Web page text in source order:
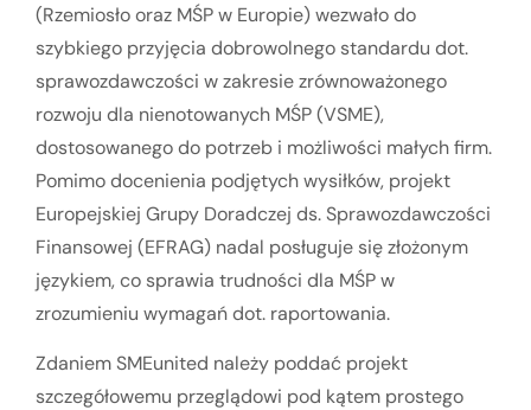
(Rzemiosło oraz MŚP w Europie) wezwało do
szybkiego przyjęcia dobrowolnego standardu dot.
sprawozdawczości w zakresie zrównoważonego
rozwoju dla nienotowanych MŚP (VSME),
dostosowanego do potrzeb i możliwości małych firm.
Pomimo docenienia podjętych wysiłków, projekt
Europejskiej Grupy Doradczej ds. Sprawozdawczości
Finansowej (EFRAG) nadal posługuje się złożonym
językiem, co sprawia trudności dla MŚP w
zrozumieniu wymagań dot. raportowania.
Zdaniem SMEunited należy poddać projekt
szczegółowemu przeglądowi pod kątem prostego